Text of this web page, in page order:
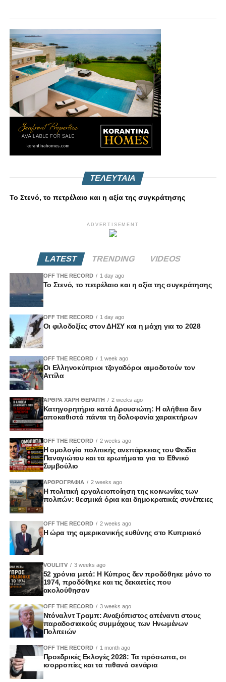
ΤΕΛΕΥΤΑΙΑ
Το Στενό, το πετρέλαιο και η αξία της συγκράτησης
ADVERTISEMENT
LATEST TRENDING VIDEOS
OFF THE RECORD 1 day ago
Το Στενό, το πετρέλαιο και η αξία της συγκράτησης
OFF THE RECORD 1 day ago
Οι φιλοδοξίες στον ΔΗΣΥ και η μάχη για το 2028
OFF THE RECORD 1 week ago
Οι Ελληνοκύπριοι τζογαδόροι αιμοδοτούν τον
Αττίλα
ΆΡΘΡΑ ΧΆΡΗ ΘΕΡΑΠΉ 2 weeks ago
Κατηγορητήρια κατά Δρουσιώτη: Η αλήθεια δεν
αποκαθιστά πάντα τη δολοφονία χαρακτήρων
OFF THE RECORD 2 weeks ago
Η ομολογία πολιτικής ανεπάρκειας του Φειδία
Παναγιώτου και τα ερωτήματα για το Εθνικό
Συμβούλιο
ΑΡΘΡΟΓΡΑΦΙΑ 2 weeks ago
Η πολιτική εργαλειοποίηση της κοινωνίας των
πολιτών: θεσμικά όρια και δημοκρατικές συνέπειες
OFF THE RECORD 2 weeks ago
Η ώρα της αμερικανικής ευθύνης στο Κυπριακό
VOULITV 3 weeks ago
52 χρόνια μετά: Η Κύπρος δεν προδόθηκε μόνο το
1974, προδόθηκε και τις δεκαετίες που
ακολούθησαν
OFF THE RECORD 3 weeks ago
Ντόναλντ Τραμπ: Αναξιόπιστος απέναντι στους
παραδοσιακούς συμμάχους των Ηνωμένων
Πολιτειών
OFF THE RECORD 1 month ago
Προεδρικές Εκλογές 2028: Τα πρόσωπα, οι
ισορροπίες και τα πιθανά σενάρια